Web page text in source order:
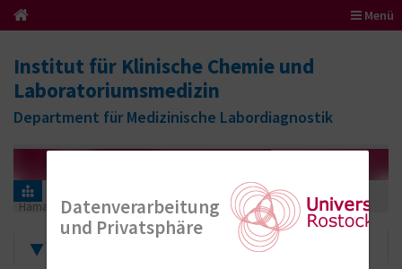
Menü
Institut für Klinische Chemie und
Laboratoriumsmedizin
Department für Medizinische Labordiagnostik
Ringversuchszertifikate
Hämatologie / Anämie
BF (Bodyfluid) 2021
Zertifikate
Datenverarbeitung
und Privatsphäre